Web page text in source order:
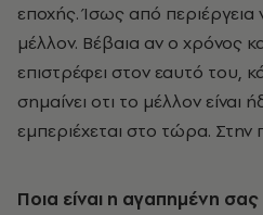
εποχής. Ίσως από
μέλλον. Βέβαια αν ο χρόνος
επιστρέφει στον εαυτό του,
σημαίνει οτι το μέλλον είναι
εμπεριέχεται στο τώρα.
Ποια είναι η αγαπημένη